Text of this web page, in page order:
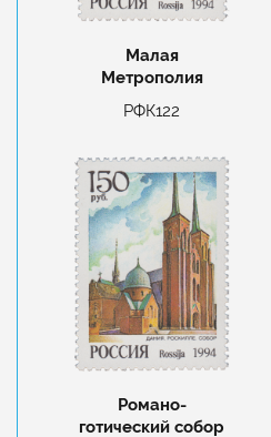
Малая
Метрополия
РФК122
Романо-
готический собор